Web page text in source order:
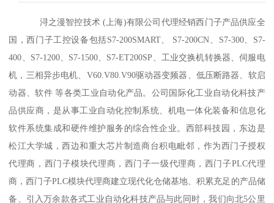
浔之漫智控技术 (上海)有限公司代理经销西门子产品供应全
国，西门子工控设备包括S7-200SMART、 S7-200CN、S7-300、S7-
400、S7-1200、S7-1500、S7-ET200SP、工业交换机转换器、伺服电
机，三相异步电机、V60.V80.V90驱动器变频器、低压断路器、软启
动器、软件 等各类工业自动化产品。公司国际化工业自动化科技产
品供应商，是从事工业自动化控制系统、机电一体化装备和信息化
软件系统集成和硬件维护服务的综合性企业。西部科技园，东边是
松江大学城，西边和重大芯片制造商台积电毗邻，作为西门子授权
代理商，西门子模块代理商，西门子一级代理商，西门子PLC代理
商，西门子PLC模块代理商建立现代化仓储基地、积累充足的产品储
备、引入万余款各式工业自动化科技产品与此同时，我们向北5公里